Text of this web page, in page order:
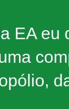
EA eu